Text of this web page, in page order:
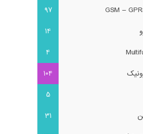
97
14
4
104
5
31